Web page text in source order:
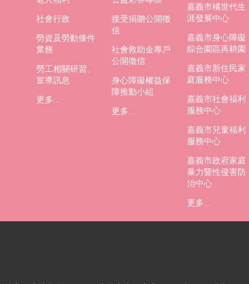
社會行政
勞資及勞動條件
業務
勞工相關研習、
宣導訊息
更多...
接受捐贈公開徵
信
社會救助金專戶
公開徵信
身心障礙權益保
障推動小組
更多...
嘉義市橘世代生
涯發展中心
嘉義市身心障礙
綜合園區再耕園
嘉義市新住民家
庭服務中心
嘉義市社會福利
服務中心
嘉義市兒童福利
服務中心
嘉義市政府家庭
暴力暨性侵害防
治中心
更多...